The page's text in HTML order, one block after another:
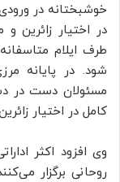
خوشبختانه در
در اختیار زائرین
طرف ایلام
شود. در پایانه
مسئولان دست در
کامل در اختیار
وی افزود اکثر
روحانی برگزار